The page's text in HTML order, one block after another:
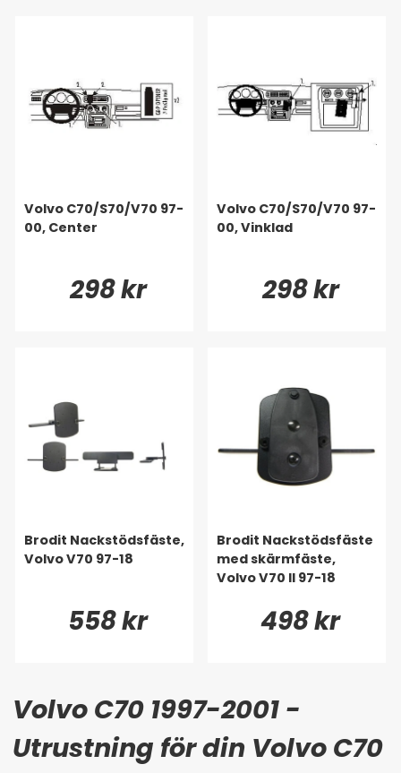
Volvo C70/S70/V70 97-
00, Center
298 kr
Volvo C70/S70/V70 97-
00, Vinklad
298 kr
Brodit Nackstödsfäste,
Volvo V70 97-18
558 kr
Brodit Nackstödsfäste
med skärmfäste,
Volvo V70 II 97-18
498 kr
Volvo C70 1997-2001 -
Utrustning för din Volvo C70